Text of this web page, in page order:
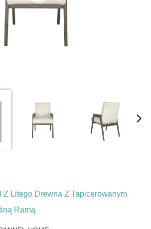
Z Litego Drewna Z Tapicerowanym
Ramą